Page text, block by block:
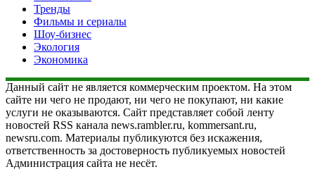
Тренды
Фильмы и сериалы
Шоу-бизнес
Экология
Экономика
Данный сайт не является коммерческим проектом. На этом
сайте ни чего не продают, ни чего не покупают, ни какие
услуги не оказываются. Сайт представляет собой ленту
новостей RSS канала news.rambler.ru, kommersant.ru,
newsru.com. Материалы публикуются без искажения,
ответственность за достоверность публикуемых новостей
Администрация сайта не несёт.